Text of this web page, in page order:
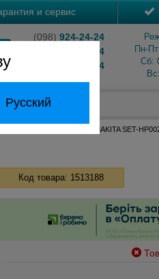
Русский
и сервис
(098) 924-24-24
204-24-24
824-24-24
Пн-
Сб:
24-24
Набор инструментов MAKITA SET-
Код товара: 1513188